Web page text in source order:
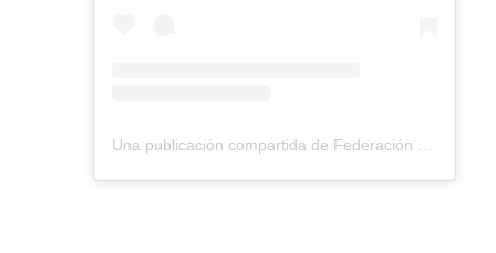
Una publicación compartida de Federación Montañismo Tenerife (@federacion_montanismo_tenerife)